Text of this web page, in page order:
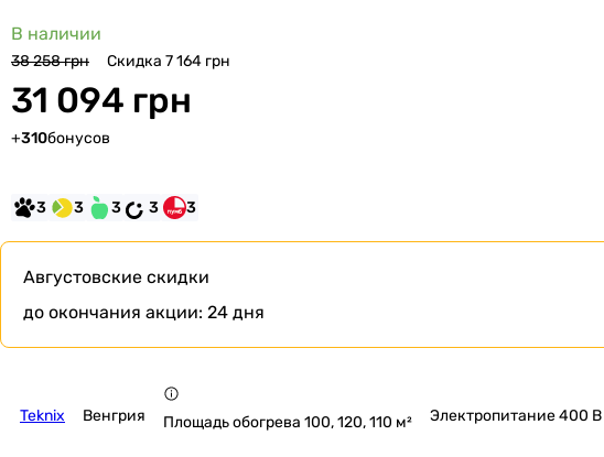
В наличии
38 258 грн Скидка 7 164 грн
31 094 грн
+310бонусов
3 3 3 3 3
Августовские скидки
до окончания акции: 24 дня
Teknix Венгрия Площадь обогрева 100, 120, 110 м² Электропитание 400 В